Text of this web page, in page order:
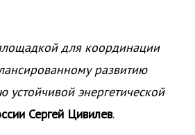
для координации
развитию
энергетической
Сергей Цивилев.